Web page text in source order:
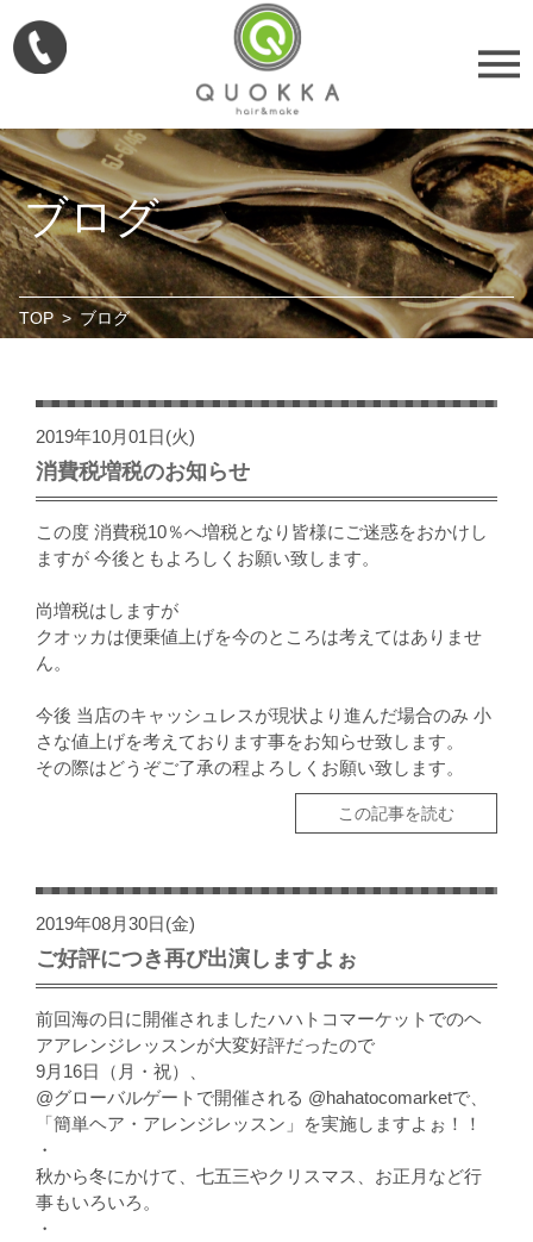
ブログ
TOP > ブログ
2019年10月01日(火)
消費税増税のお知らせ
この度 消費税10％へ増税となり皆様にご迷惑をおかけし
ますが 今後ともよろしくお願い致します。
尚増税はしますが
クオッカは便乗値上げを今のところは考えてはありませ
ん。
今後 当店のキャッシュレスが現状より進んだ場合のみ 小
さな値上げを考えております事をお知らせ致します。
その際はどうぞご了承の程よろしくお願い致します。
この記事を読む
2019年08月30日(金)
ご好評につき再び出演しますよぉ
前回海の日に開催されましたハハトコマーケットでのヘ
アアレンジレッスンが大変好評だったので
9月16日（月・祝）、
@グローバルゲートで開催される @hahatocomarketで、
「簡単ヘア・アレンジレッスン」を実施しますよぉ！！
・
秋から冬にかけて、七五三やクリスマス、お正月など行
事もいろいろ。
・